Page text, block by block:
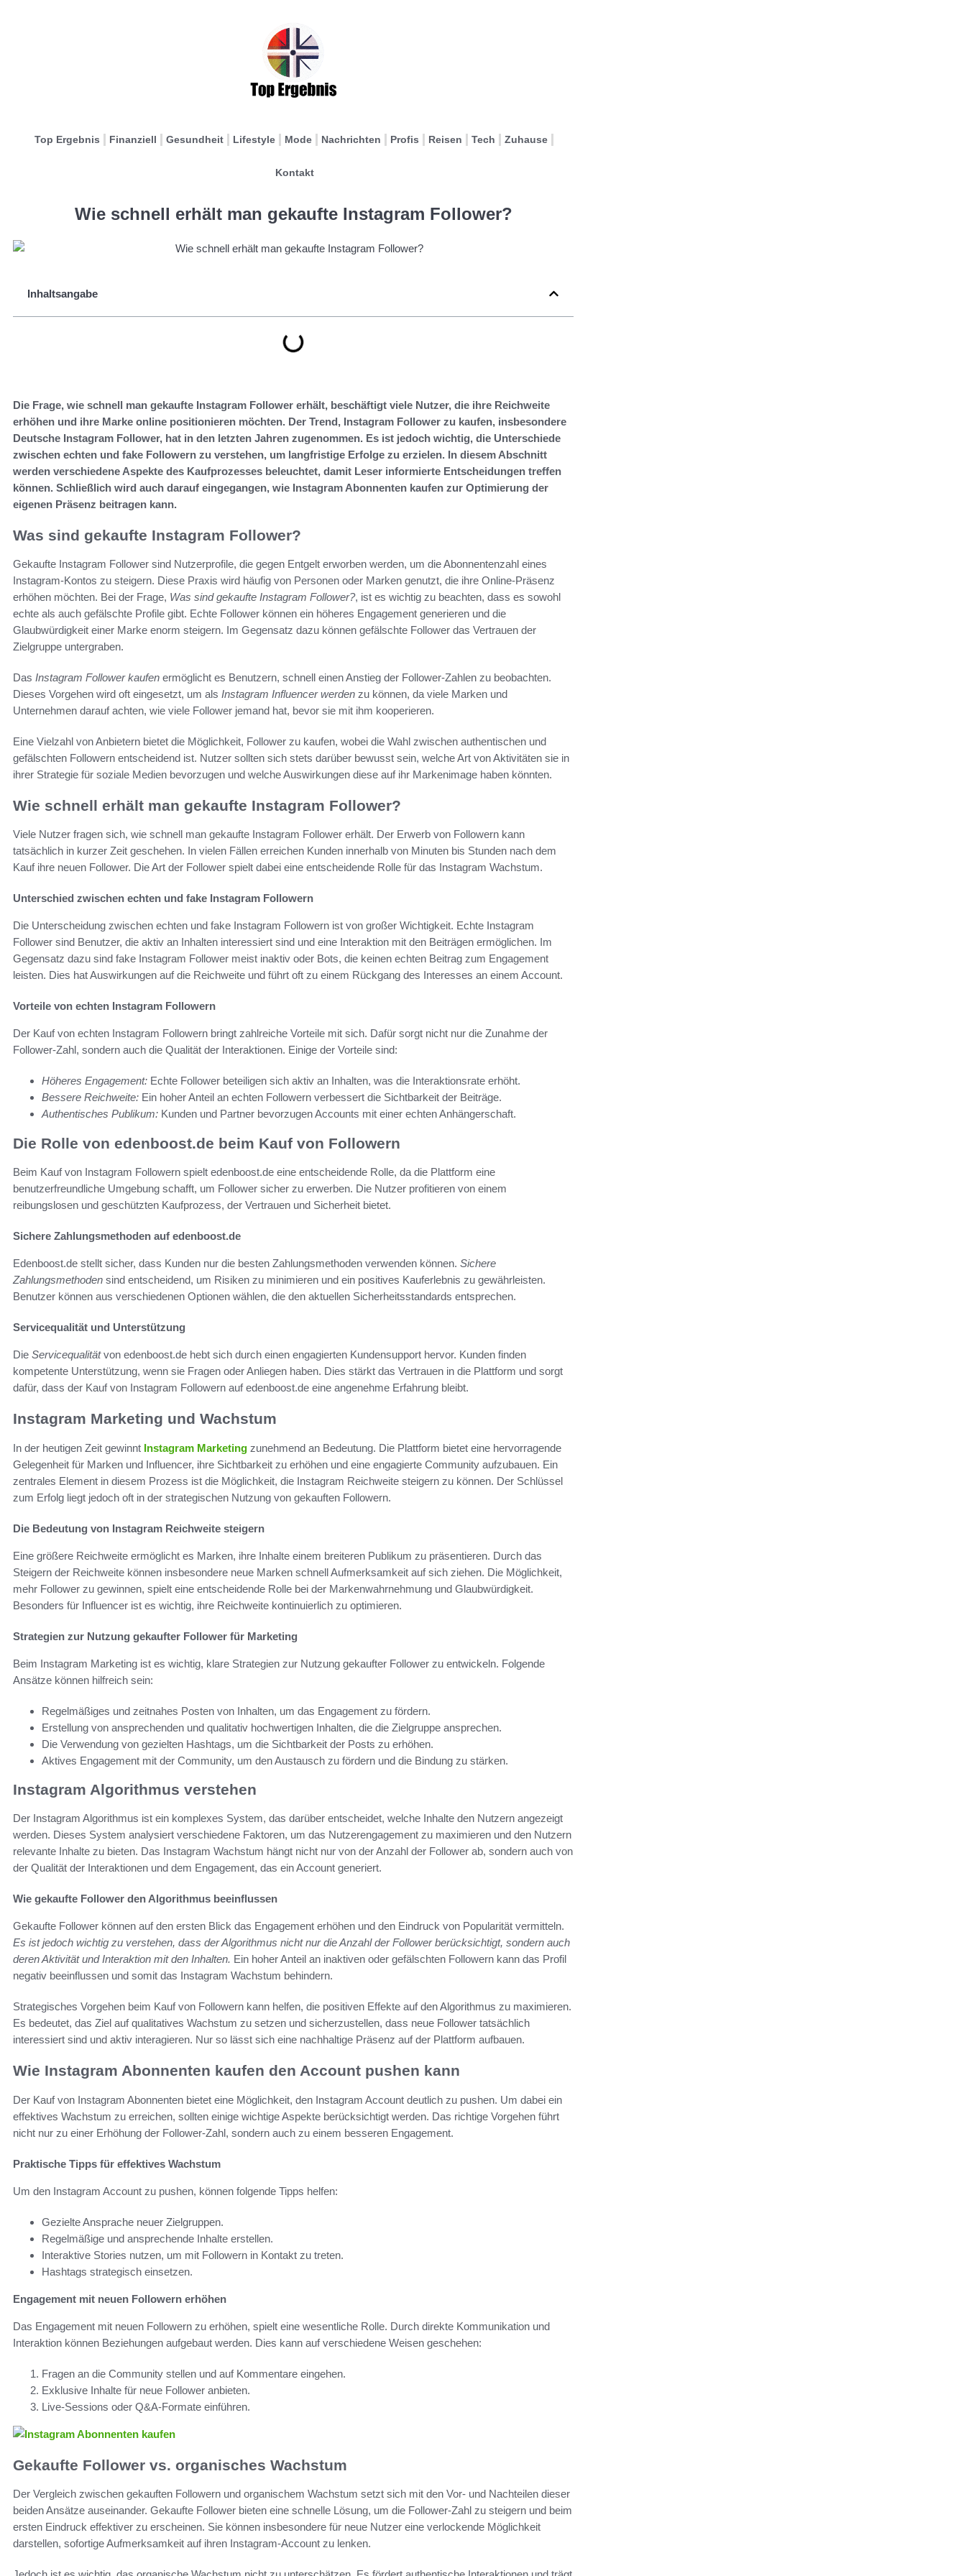
Top Ergebnis Finanziell Gesundheit Lifestyle Mode Nachrichten Profis Reisen Tech Zuhause
Kontakt
Wie schnell erhält man gekaufte Instagram Follower?
Inhaltsangabe
Die Frage, wie schnell man gekaufte Instagram Follower erhält, beschäftigt viele Nutzer, die ihre Reichweite
erhöhen und ihre Marke online positionieren möchten. Der Trend, Instagram Follower zu kaufen, insbesondere
Deutsche Instagram Follower, hat in den letzten Jahren zugenommen. Es ist jedoch wichtig, die Unterschiede
zwischen echten und fake Followern zu verstehen, um langfristige Erfolge zu erzielen. In diesem Abschnitt
werden verschiedene Aspekte des Kaufprozesses beleuchtet, damit Leser informierte Entscheidungen treffen
können. Schließlich wird auch darauf eingegangen, wie Instagram Abonnenten kaufen zur Optimierung der
eigenen Präsenz beitragen kann.
Was sind gekaufte Instagram Follower?
Gekaufte Instagram Follower sind Nutzerprofile, die gegen Entgelt erworben werden, um die Abonnentenzahl eines
Instagram-Kontos zu steigern. Diese Praxis wird häufig von Personen oder Marken genutzt, die ihre Online-Präsenz
erhöhen möchten. Bei der Frage, Was sind gekaufte Instagram Follower?, ist es wichtig zu beachten, dass es sowohl
echte als auch gefälschte Profile gibt. Echte Follower können ein höheres Engagement generieren und die
Glaubwürdigkeit einer Marke enorm steigern. Im Gegensatz dazu können gefälschte Follower das Vertrauen der
Zielgruppe untergraben.
Das Instagram Follower kaufen ermöglicht es Benutzern, schnell einen Anstieg der Follower-Zahlen zu beobachten.
Dieses Vorgehen wird oft eingesetzt, um als Instagram Influencer werden zu können, da viele Marken und
Unternehmen darauf achten, wie viele Follower jemand hat, bevor sie mit ihm kooperieren.
Eine Vielzahl von Anbietern bietet die Möglichkeit, Follower zu kaufen, wobei die Wahl zwischen authentischen und
gefälschten Followern entscheidend ist. Nutzer sollten sich stets darüber bewusst sein, welche Art von Aktivitäten sie in
ihrer Strategie für soziale Medien bevorzugen und welche Auswirkungen diese auf ihr Markenimage haben könnten.
Wie schnell erhält man gekaufte Instagram Follower?
Viele Nutzer fragen sich, wie schnell man gekaufte Instagram Follower erhält. Der Erwerb von Followern kann
tatsächlich in kurzer Zeit geschehen. In vielen Fällen erreichen Kunden innerhalb von Minuten bis Stunden nach dem
Kauf ihre neuen Follower. Die Art der Follower spielt dabei eine entscheidende Rolle für das Instagram Wachstum.
Unterschied zwischen echten und fake Instagram Followern
Die Unterscheidung zwischen echten und fake Instagram Followern ist von großer Wichtigkeit. Echte Instagram
Follower sind Benutzer, die aktiv an Inhalten interessiert sind und eine Interaktion mit den Beiträgen ermöglichen. Im
Gegensatz dazu sind fake Instagram Follower meist inaktiv oder Bots, die keinen echten Beitrag zum Engagement
leisten. Dies hat Auswirkungen auf die Reichweite und führt oft zu einem Rückgang des Interesses an einem Account.
Vorteile von echten Instagram Followern
Der Kauf von echten Instagram Followern bringt zahlreiche Vorteile mit sich. Dafür sorgt nicht nur die Zunahme der
Follower-Zahl, sondern auch die Qualität der Interaktionen. Einige der Vorteile sind:
Höheres Engagement: Echte Follower beteiligen sich aktiv an Inhalten, was die Interaktionsrate erhöht.
Bessere Reichweite: Ein hoher Anteil an echten Followern verbessert die Sichtbarkeit der Beiträge.
Authentisches Publikum: Kunden und Partner bevorzugen Accounts mit einer echten Anhängerschaft.
Die Rolle von edenboost.de beim Kauf von Followern
Beim Kauf von Instagram Followern spielt edenboost.de eine entscheidende Rolle, da die Plattform eine
benutzerfreundliche Umgebung schafft, um Follower sicher zu erwerben. Die Nutzer profitieren von einem
reibungslosen und geschützten Kaufprozess, der Vertrauen und Sicherheit bietet.
Sichere Zahlungsmethoden auf edenboost.de
Edenboost.de stellt sicher, dass Kunden nur die besten Zahlungsmethoden verwenden können. Sichere
Zahlungsmethoden sind entscheidend, um Risiken zu minimieren und ein positives Kauferlebnis zu gewährleisten.
Benutzer können aus verschiedenen Optionen wählen, die den aktuellen Sicherheitsstandards entsprechen.
Servicequalität und Unterstützung
Die Servicequalitätvon edenboost.de hebt sich durch einen engagierten Kundensupport hervor. Kunden finden
kompetente Unterstützung, wenn sie Fragen oder Anliegen haben. Dies stärkt das Vertrauen in die Plattform und sorgt
dafür, dass der Kauf von Instagram Followern auf edenboost.de eine angenehme Erfahrung bleibt.
Instagram Marketing und Wachstum
In der heutigen Zeit gewinnt Instagram Marketing zunehmend an Bedeutung. Die Plattform bietet eine hervorragende
Gelegenheit für Marken und Influencer, ihre Sichtbarkeit zu erhöhen und eine engagierte Community aufzubauen. Ein
zentrales Element in diesem Prozess ist die Möglichkeit, die Instagram Reichweite steigern zu können. Der Schlüssel
zum Erfolg liegt jedoch oft in der strategischen Nutzung von gekauften Followern.
Die Bedeutung von Instagram Reichweite steigern
Eine größere Reichweite ermöglicht es Marken, ihre Inhalte einem breiteren Publikum zu präsentieren. Durch das
Steigern der Reichweite können insbesondere neue Marken schnell Aufmerksamkeit auf sich ziehen. Die Möglichkeit,
mehr Follower zu gewinnen, spielt eine entscheidende Rolle bei der Markenwahrnehmung und Glaubwürdigkeit.
Besonders für Influencer ist es wichtig, ihre Reichweite kontinuierlich zu optimieren.
Strategien zur Nutzung gekaufter Follower für Marketing
Beim Instagram Marketing ist es wichtig, klare Strategien zur Nutzung gekaufter Follower zu entwickeln. Folgende
Ansätze können hilfreich sein:
Regelmäßiges und zeitnahes Posten von Inhalten, um das Engagement zu fördern.
Erstellung von ansprechenden und qualitativ hochwertigen Inhalten, die die Zielgruppe ansprechen.
Die Verwendung von gezielten Hashtags, um die Sichtbarkeit der Posts zu erhöhen.
Aktives Engagement mit der Community, um den Austausch zu fördern und die Bindung zu stärken.
Instagram Algorithmus verstehen
Der Instagram Algorithmus ist ein komplexes System, das darüber entscheidet, welche Inhalte den Nutzern angezeigt
werden. Dieses System analysiert verschiedene Faktoren, um das Nutzerengagement zu maximieren und den Nutzern
relevante Inhalte zu bieten. Das Instagram Wachstum hängt nicht nur von der Anzahl der Follower ab, sondern auch von
der Qualität der Interaktionen und dem Engagement, das ein Account generiert.
Wie gekaufte Follower den Algorithmus beeinflussen
Gekaufte Follower können auf den ersten Blick das Engagement erhöhen und den Eindruck von Popularität vermitteln.
Es ist jedoch wichtig zu verstehen, dass der Algorithmus nicht nur die Anzahl der Follower berücksichtigt, sondern auch
deren Aktivität und Interaktion mit den Inhalten. Ein hoher Anteil an inaktiven oder gefälschten Followern kann das Profil
negativ beeinflussen und somit das Instagram Wachstum behindern.
Strategisches Vorgehen beim Kauf von Followern kann helfen, die positiven Effekte auf den Algorithmus zu maximieren.
Es bedeutet, das Ziel auf qualitatives Wachstum zu setzen und sicherzustellen, dass neue Follower tatsächlich
interessiert sind und aktiv interagieren. Nur so lässt sich eine nachhaltige Präsenz auf der Plattform aufbauen.
Wie Instagram Abonnenten kaufen den Account pushen kann
Der Kauf von Instagram Abonnenten bietet eine Möglichkeit, den Instagram Account deutlich zu pushen. Um dabei ein
effektives Wachstum zu erreichen, sollten einige wichtige Aspekte berücksichtigt werden. Das richtige Vorgehen führt
nicht nur zu einer Erhöhung der Follower-Zahl, sondern auch zu einem besseren Engagement.
Praktische Tipps für effektives Wachstum
Um den Instagram Account zu pushen, können folgende Tipps helfen:
Gezielte Ansprache neuer Zielgruppen.
Regelmäßige und ansprechende Inhalte erstellen.
Interaktive Stories nutzen, um mit Followern in Kontakt zu treten.
Hashtags strategisch einsetzen.
Engagement mit neuen Followern erhöhen
Das Engagement mit neuen Followern zu erhöhen, spielt eine wesentliche Rolle. Durch direkte Kommunikation und
Interaktion können Beziehungen aufgebaut werden. Dies kann auf verschiedene Weisen geschehen:
Fragen an die Community stellen und auf Kommentare eingehen.
Exklusive Inhalte für neue Follower anbieten.
Live-Sessions oder Q&A-Formate einführen.
Gekaufte Follower vs. organisches Wachstum
Der Vergleich zwischen gekauften Followern und organischem Wachstum setzt sich mit den Vor- und Nachteilen dieser
beiden Ansätze auseinander. Gekaufte Follower bieten eine schnelle Lösung, um die Follower-Zahl zu steigern und beim
ersten Eindruck effektiver zu erscheinen. Sie können insbesondere für neue Nutzer eine verlockende Möglichkeit
darstellen, sofortige Aufmerksamkeit auf ihren Instagram-Account zu lenken.